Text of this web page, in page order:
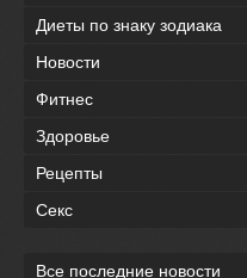
Диеты по знаку зодиака
Новости
Фитнес
Здоровье
Рецепты
Секс
Все последние новости